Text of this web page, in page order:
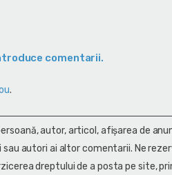
comentarii.
.
autor, articol, afişarea de
autori ai altor comentarii. Ne
dreptului de a posta pe site,